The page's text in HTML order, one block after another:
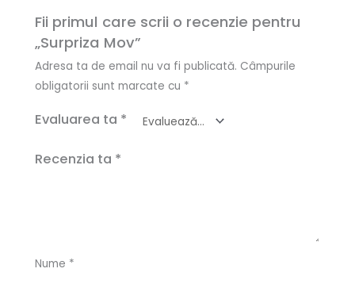
Fii primul care scrii o recenzie pentru
„Surpriza Mov”
Adresa ta de email nu va fi publicată. Câmpurile
obligatorii sunt marcate cu *
Evaluarea ta *
Recenzia ta *
Nume *